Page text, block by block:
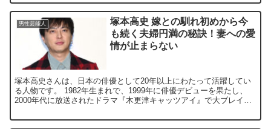
男性芸能人
塚本高史 嫁との馴れ初めから今
も続く夫婦円満の秘訣！妻への愛
情が止まらない
塚本高史さんは、日本の俳優として20年以上にわたって活躍してい
る人物です。 1982年生まれで、1999年に俳優デビューを果たし、
2000年代に放送されたドラマ『木更津キャッツアイ』で大ブレイク